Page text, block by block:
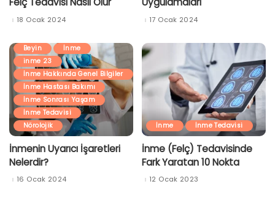
18 Ocak 2024 17 Ocak 2024
Beyin
İnme
inme 23
İnme Hakkında Genel Bilgiler
İnme Hastası Bakımı
İnme Sonrası Yaşam
İnme Tedavisi
Nörolojik
İnmenin Uyarıcı İşaretleri
Nelerdir?
16 Ocak 2024
İnme İnme Tedavisi
İnme (Felç) Tedavisinde
Fark Yaratan 10 Nokta
12 Ocak 2023